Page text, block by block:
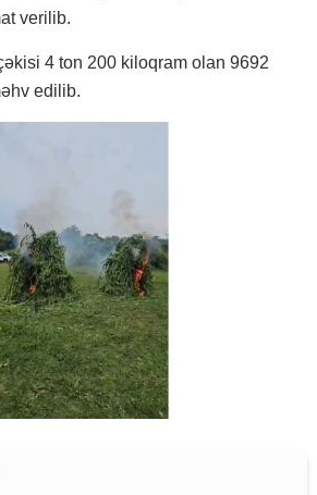
verilib.
4 ton 200 kiloqram olan 9692
edilib.